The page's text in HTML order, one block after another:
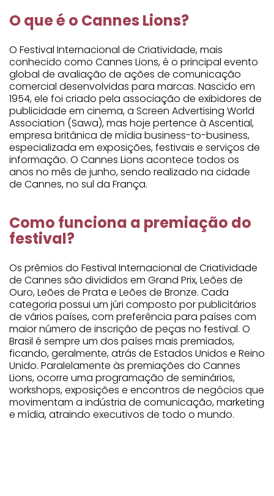
O que é o Cannes Lions?
O Festival Internacional de Criatividade, mais
conhecido como Cannes Lions, é o principal evento
global de avaliação de ações de comunicação
comercial desenvolvidas para marcas. Nascido em
1954, ele foi criado pela associação de exibidores de
publicidade em cinema, a Screen Advertising World
Association (Sawa), mas hoje pertence à Ascential,
empresa britânica de mídia business-to-business,
especializada em exposições, festivais e serviços de
informação. O Cannes Lions acontece todos os
anos no mês de junho, sendo realizado na cidade
de Cannes, no sul da França.
Como funciona a premiação do
festival?
Os prêmios do Festival Internacional de Criatividade
de Cannes são divididos em Grand Prix, Leões de
Ouro, Leões de Prata e Leões de Bronze. Cada
categoria possui um júri composto por publicitários
de vários países, com preferência para países com
maior número de inscrição de peças no festival. O
Brasil é sempre um dos países mais premiados,
ficando, geralmente, atrás de Estados Unidos e Reino
Unido. Paralelamente às premiações do Cannes
Lions, ocorre uma programação de seminários,
workshops, exposições e encontros de negócios que
movimentam a indústria de comunicação, marketing
e mídia, atraindo executivos de todo o mundo.